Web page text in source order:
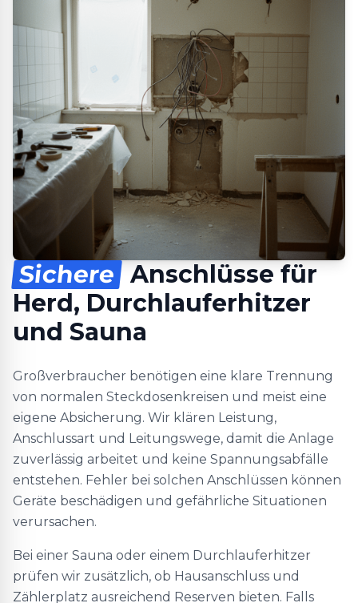
Sichere Anschlüsse für
Herd, Durchlauferhitzer
und Sauna
Großverbraucher benötigen eine klare Trennung
von normalen Steckdosenkreisen und meist eine
eigene Absicherung. Wir klären Leistung,
Anschlussart und Leitungswege, damit die Anlage
zuverlässig arbeitet und keine Spannungsabfälle
entstehen. Fehler bei solchen Anschlüssen können
Geräte beschädigen und gefährliche Situationen
verursachen.
Bei einer Sauna oder einem Durchlauferhitzer
prüfen wir zusätzlich, ob Hausanschluss und
Zählerplatz ausreichend Reserven bieten. Falls